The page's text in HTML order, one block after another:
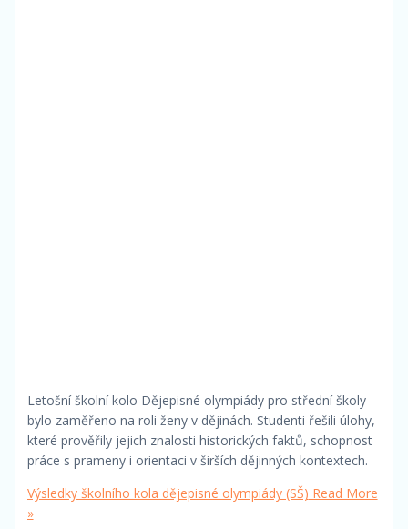
Letošní školní kolo Dějepisné olympiády pro střední školy
bylo zaměřeno na roli ženy v dějinách. Studenti řešili úlohy,
které prověřily jejich znalosti historických faktů, schopnost
práce s prameny i orientaci v širších dějinných kontextech.
Výsledky školního kola dějepisné olympiády (SŠ) Read More
»